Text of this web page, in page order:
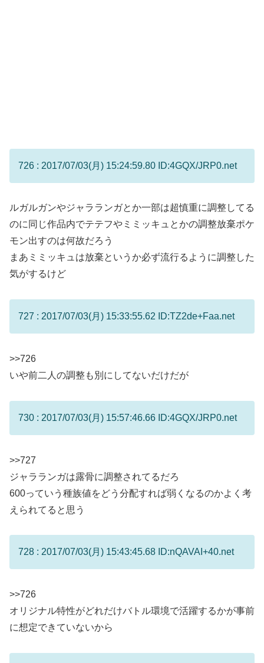
726 : 2017/07/03(月) 15:24:59.80 ID:4GQX/JRP0.net
ルガルガンやジャラランガとか一部は超慎重に調整してる
のに同じ作品内でテテフやミミッキュとかの調整放棄ポケ
モン出すのは何故だろう
まあミミッキュは放棄というか必ず流行るように調整した
気がするけど
727 : 2017/07/03(月) 15:33:55.62 ID:TZ2de+Faa.net
>>726
いや前二人の調整も別にしてないだけだが
730 : 2017/07/03(月) 15:57:46.66 ID:4GQX/JRP0.net
>>727
ジャラランガは露骨に調整されてるだろ
600っていう種族値をどう分配すれば弱くなるのかよく考
えられてると思う
728 : 2017/07/03(月) 15:43:45.68 ID:nQAVAI+40.net
>>726
オリジナル特性がどれだけバトル環境で活躍するかが事前
に想定できていないから